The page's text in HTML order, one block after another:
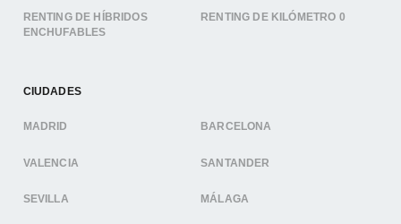
RENTING DE HÍBRIDOS
ENCHUFABLES
RENTING DE KILÓMETRO 0
CIUDADES
MADRID BARCELONA
VALENCIA SANTANDER
SEVILLA MÁLAGA